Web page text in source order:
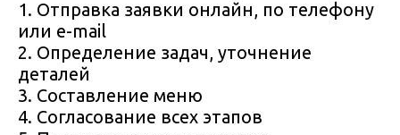
1. Отправка заявки онлайн, по телефону
или e-mail
2. Определение задач, уточнение
деталей
3. Составление меню
4. Согласование всех этапов